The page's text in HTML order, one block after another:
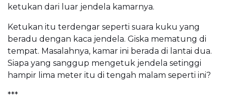
ketukan dari luar jendela kamarnya.
Ketukan itu terdengar seperti suara kuku yang
beradu dengan kaca jendela. Giska mematung di
tempat. Masalahnya, kamar ini berada di lantai dua.
Siapa yang sanggup mengetuk jendela setinggi
hampir lima meter itu di tengah malam seperti ini?
***